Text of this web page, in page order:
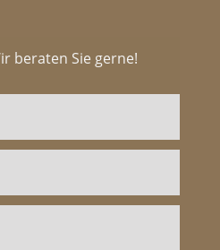
beraten Sie gerne!